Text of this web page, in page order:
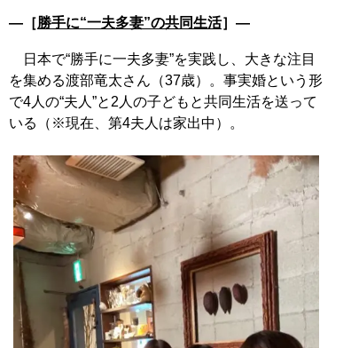
―［勝手に“一夫多妻”の共同生活］―
日本で“勝手に一夫多妻”を実践し、大きな注目
を集める渡部竜太さん（37歳）。事実婚という形
で4人の“夫人”と2人の子どもと共同生活を送って
いる（※現在、第4夫人は家出中）。